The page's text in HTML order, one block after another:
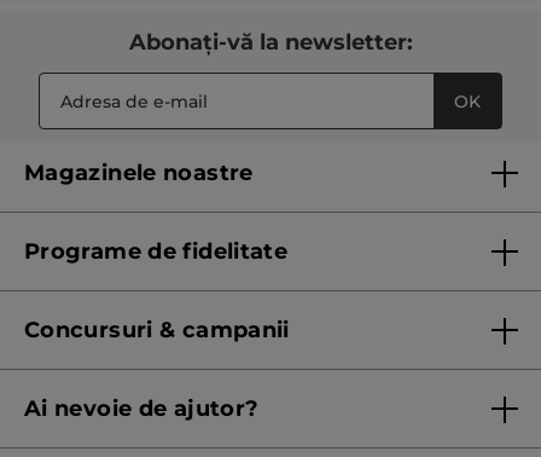
Abonați-vă la newsletter:
OK
Magazinele noastre
Programe de fidelitate
Concursuri & campanii
Listă prețuri standard
Ai nevoie de ajutor?